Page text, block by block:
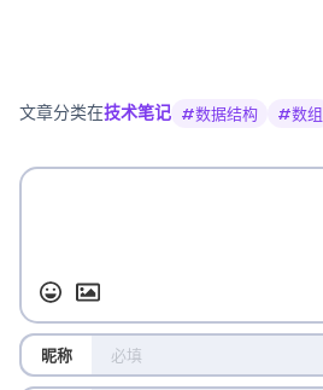
文章分类在技术笔记 #数据结构 #数组
昵称